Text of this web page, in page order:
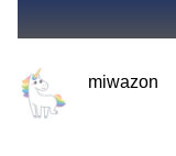
miwazon